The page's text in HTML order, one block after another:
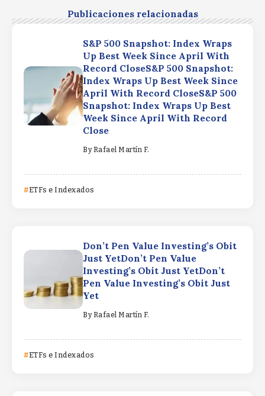
Publicaciones relacionadas
S&P 500 Snapshot: Index Wraps
Up Best Week Since April With
Record CloseS&P 500 Snapshot:
Index Wraps Up Best Week Since
April With Record CloseS&P 500
Snapshot: Index Wraps Up Best
Week Since April With Record
Close
By Rafael Martín F.
ETFs e Indexados
Don’t Pen Value Investing’s Obit
Just YetDon’t Pen Value
Investing’s Obit Just YetDon’t
Pen Value Investing’s Obit Just
Yet
By Rafael Martín F.
ETFs e Indexados